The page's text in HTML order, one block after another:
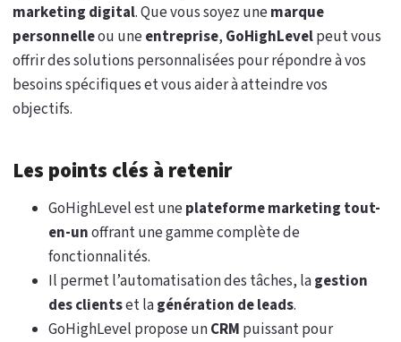
marketing digital. Que vous soyez unemarque
personnelleou uneentreprise, GoHighLevelpeut vous
offrir des solutions personnalisées pour répondre à vos
besoins spécifiques et vous aider à atteindre vos
objectifs.
Les points clés à retenir
GoHighLevel est uneplateforme marketing tout-
en-unoffrant une gamme complète de
fonctionnalités.
Il permet l’automatisation des tâches, lagestion
des clientset lagénération de leads.
GoHighLevel propose unCRM puissant pour